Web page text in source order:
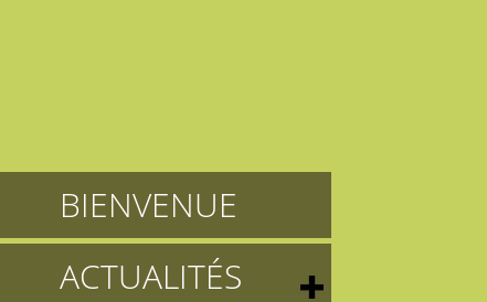
BIENVENUE
ACTUALITÉS